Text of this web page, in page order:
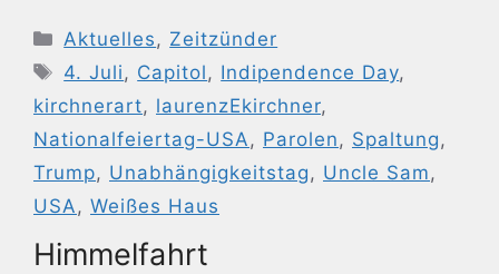
Kategorien
Aktuelles , Zeitzünder
Schlagwörter
4. Juli , Capitol , Indipendence Day,
kirchnerart, laurenzEkirchner,
Nationalfeiertag-USA , Parolen , Spaltung ,
Trump, Unabhängigkeitstag , Uncle Sam ,
USA , Weißes Haus
Himmelfahrt